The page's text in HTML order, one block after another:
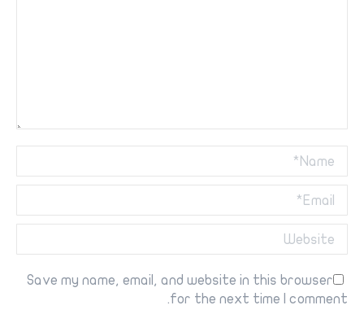
Name *
Email *
Website
Save my name, email, and website in this browser
for the next time I comment.